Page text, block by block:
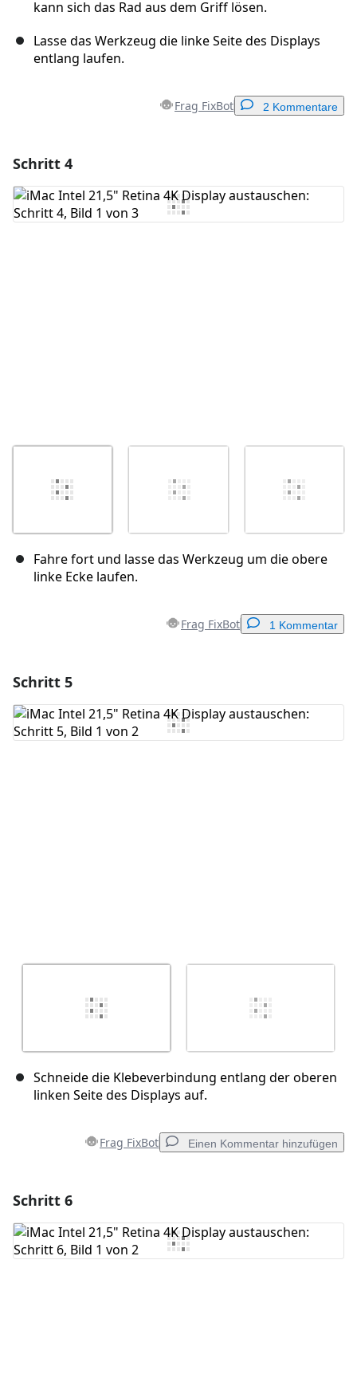
kann sich das Rad aus dem Griff lösen.
Lasse das Werkzeug die linke Seite des Displays
entlang laufen.
Frag FixBot 2 Kommentare
Kommentar hinzufügen
Schritt 4
Fahre fort und lasse das Werkzeug um die obere
linke Ecke laufen.
Frag FixBot 1 Kommentar
Kommentar hinzufügen
Schritt 5
Schneide die Klebeverbindung entlang der oberen
linken Seite des Displays auf.
Frag FixBot Einen Kommentar hinzufügen
Kommentar hinzufügen
Schritt 6